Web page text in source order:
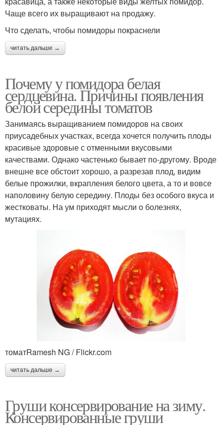
Чаще всего их выращивают на продажу.
Что сделать, чтобы помидоры покраснели
читать дальше →
Почему у помидора белая
сердцевина. Причины появления
белой середины томатов
Занимаясь выращиванием помидоров на своих
приусадебных участках, всегда хочется получить плоды
красивые здоровые с отменными вкусовыми
качествами. Однако частенько бывает по-другому. Вроде
внешне все обстоит хорошо, а разрезав плод, видим
белые прожилки, вкрапления белого цвета, а то и вовсе
наполовину белую середину. Плоды без особого вкуса и
жестковаты. На ум приходят мысли о болезнях,
мутациях.
томатRamesh NG / Flickr.com
читать дальше →
Груши консервирование на зиму.
Консервированные груши